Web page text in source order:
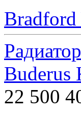
Buderus
22 500